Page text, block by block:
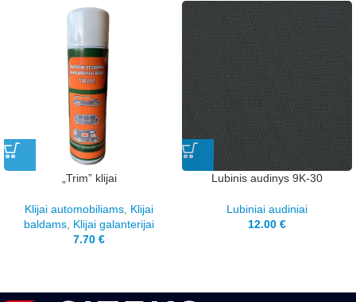
„Trim” klijai
Klijai automobiliams, Klijai
baldams, Klijai galanterijai
7.70 €
Lubinis audinys 9K-30
Lubiniai audiniai
12.00 €